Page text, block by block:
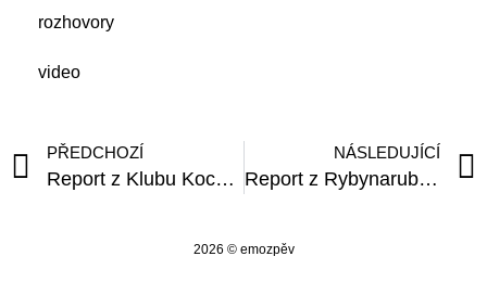
rozhovory
video
PŘEDCHOZÍ
Report z Klubu Kocour (02_12_2010)
NÁSLEDUJÍCÍ
Report z Rybynaruby VEČER JINÉHO FOLKU XI (25_01_2011)
2026 © emozpěv